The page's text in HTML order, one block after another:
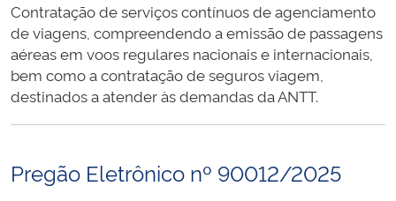
Contratação de serviços contínuos de agenciamento
de viagens, compreendendo a emissão de passagens
aéreas em voos regulares nacionais e internacionais,
bem como a contratação de seguros viagem,
destinados a atender às demandas da ANTT.
Pregão Eletrônico nº 90012/2025